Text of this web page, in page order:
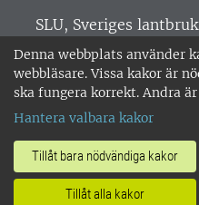
Denna webbplats använder
webbläsare. Vissa kakor är
ska fungera korrekt. Andra
Hantera valbara kakor
Tillåt bara nödvändiga kakor
Tillåt alla kakor
SLU, Sveriges
verksamhet över hela
Alnarp, Uppsala och
miljöcertifierat enligt
018-67 10 00 • Org nr:
Om SLU:s webbplatser
•Hantera kakor•
personuppgifter